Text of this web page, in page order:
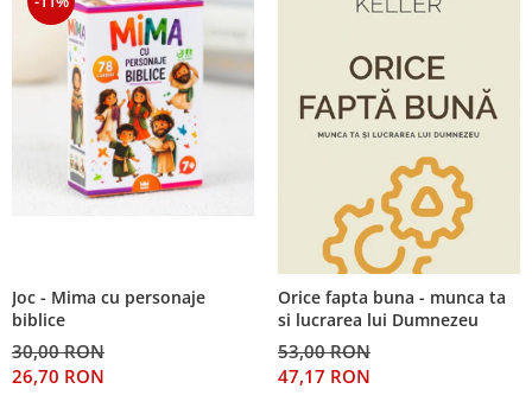
Joc - Mima cu personaje
biblice
30,00 RON
26,70 RON
Orice fapta buna - munca ta
si lucrarea lui Dumnezeu
53,00 RON
47,17 RON